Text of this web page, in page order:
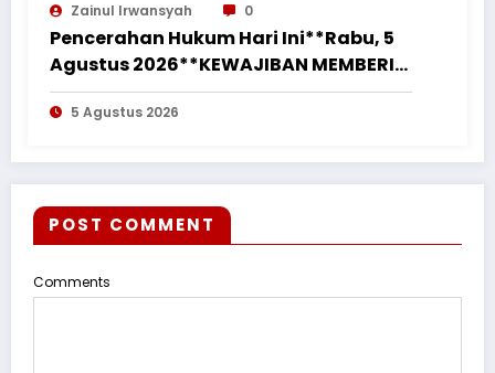
Zainul Irwansyah 0
Pencerahan Hukum Hari Ini**Rabu, 5
Agustus 2026**KEWAJIBAN MEMBERI
NAFKAH PASCA-PERCERAIAN KEPADA
MANTAN ISTRI DAN ANAK MASIH
5 Agustus 2026
POST COMMENT
Comments